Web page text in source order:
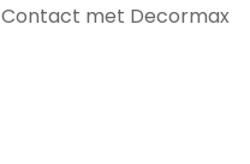
Contact met Decormax